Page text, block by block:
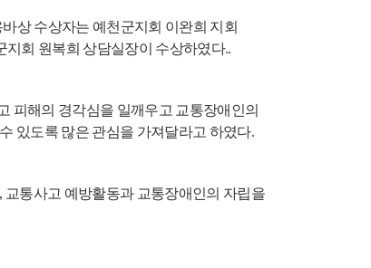
상 수상자는 예천군지회 이완희 지회
지회 원복희 상담실장이 수상하였다..
피해의 경각심을 일깨우고 교통장애인의
있도록 많은 관심을 가져달라고 하였다.
, 교통사고 예방활동과 교통장애인의 자립을